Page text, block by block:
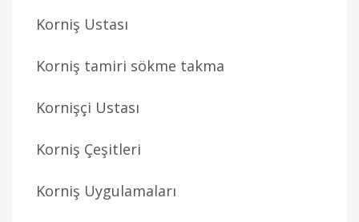
Korniş Ustası
Korniş tamiri sökme takma
Kornişçi Ustası
Korniş Çeşitleri
Korniş Uygulamaları